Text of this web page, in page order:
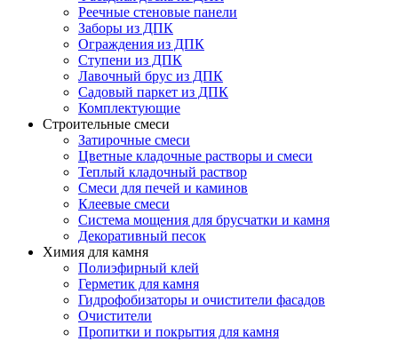
Реечные стеновые панели
Заборы из ДПК
Ограждения из ДПК
Ступени из ДПК
Лавочный брус из ДПК
Садовый паркет из ДПК
Комплектующие
Строительные смеси
Затирочные смеси
Цветные кладочные растворы и смеси
Теплый кладочный раствор
Смеси для печей и каминов
Клеевые смеси
Система мощения для брусчатки и камня
Декоративный песок
Химия для камня
Полиэфирный клей
Герметик для камня
Гидрофобизаторы и очистители фасадов
Очистители
Пропитки и покрытия для камня